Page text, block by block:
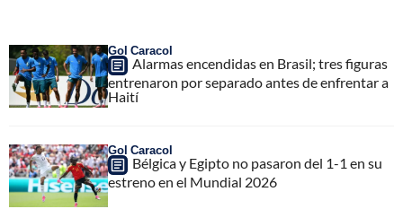
Gol Caracol
Alarmas encendidas en Brasil; tres figuras
entrenaron por separado antes de enfrentar a
Haití
Gol Caracol
Bélgica y Egipto no pasaron del 1-1 en su
estreno en el Mundial 2026